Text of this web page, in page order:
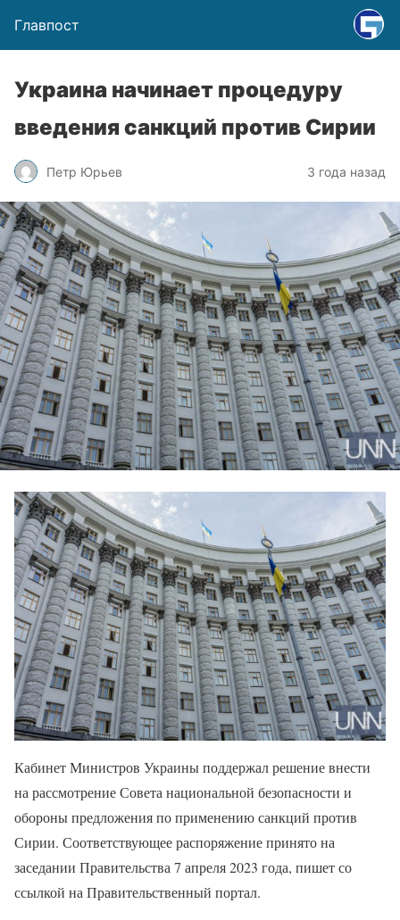
Главпост
Украина начинает процедуру
введения санкций против Сирии
Петр Юрьев 3 года назад
Кабинет Министров Украины поддержал решение внести
на рассмотрение Совета национальной безопасности и
обороны предложения по применению санкций против
Сирии. Соответствующее распоряжение принято на
заседании Правительства 7 апреля 2023 года, пишет со
ссылкой на Правительственный портал.